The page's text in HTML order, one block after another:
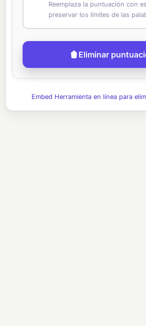
Reemplaza la puntuación con
preservar los límites de las
Eliminar
Embed Herramienta en línea para